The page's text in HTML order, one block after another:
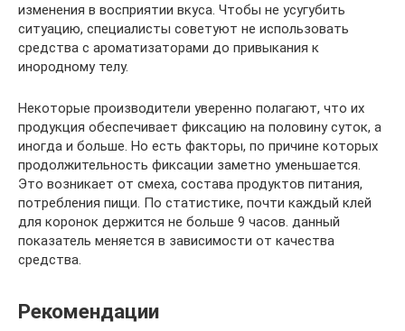
изменения в восприятии вкуса. Чтобы не усугубить
ситуацию, специалисты советуют не использовать
средства с ароматизаторами до привыкания к
инородному телу.
Некоторые производители уверенно полагают, что их
продукция обеспечивает фиксацию на половину суток, а
иногда и больше. Но есть факторы, по причине которых
продолжительность фиксации заметно уменьшается.
Это возникает от смеха, состава продуктов питания,
потребления пищи. По статистике, почти каждый клей
для коронок держится не больше 9 часов. данный
показатель меняется в зависимости от качества
средства.
Рекомендации